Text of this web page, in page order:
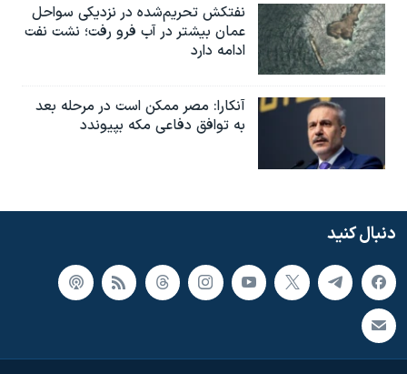
نفتکش تحریم‌شده در نزدیکی سواحل
عمان بیشتر در آب فرو رفت؛ نشت نفت
ادامه دارد
آنکارا: مصر ممکن است در مرحله بعد
به توافق دفاعی مکه بپیوندد
دنبال کنید